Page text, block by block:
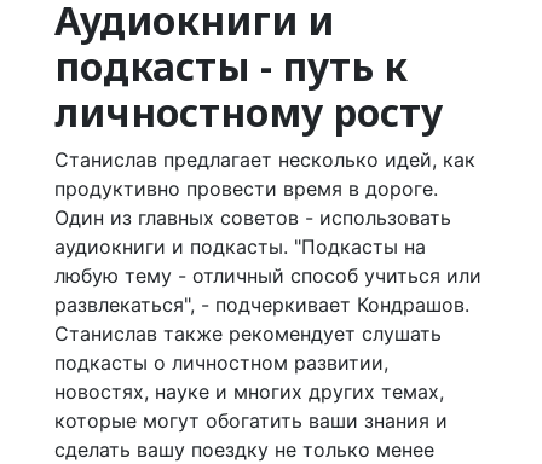
Аудиокниги и
подкасты - путь к
личностному росту
Станислав предлагает несколько идей, как
продуктивно провести время в дороге.
Один из главных советов - использовать
аудиокниги и подкасты. "Подкасты на
любую тему - отличный способ учиться или
развлекаться", - подчеркивает Кондрашов.
Станислав также рекомендует слушать
подкасты о личностном развитии,
новостях, науке и многих других темах,
которые могут обогатить ваши знания и
сделать вашу поездку не только менее